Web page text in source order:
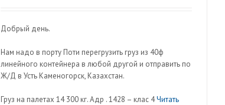
Добрый день.
Нам надо в порту Поти перегрузить груз из 40ф
линейного контейнера в любой другой и отправить по
Ж/Д в Усть Каменогорск, Казахстан.
Груз на палетах 14 300 кг. Адр . 1428 – клас 4Читать